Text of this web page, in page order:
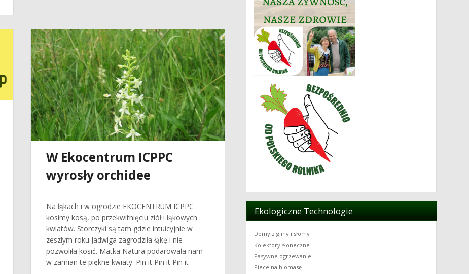
W Ekocentrum ICPPC
wyrosły orchidee
Na łąkach i w ogrodzie EKOCENTRUM ICPPC
kosimy kosą, po przekwitnięciu ziół i łąkowych
kwiatów. Storczyki są tam gdzie intuicyjnie w
zeszłym roku Jadwiga zagrodziła łąkę i nie
pozwoliła kosić. Matka Natura podarowała nam
w zamian te piękne kwiaty. Pin it Pin it Pin it
Ekologiczne Technologie
Domy z gliny i słomy
Kolektory słoneczne
Pasywne ogrzewanie
Piece na biomasę